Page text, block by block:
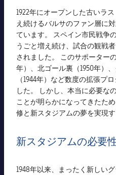
結果
順位表
トップチーム
plusicon
label.aria.plus
スケジュール
チケット
結果
順位表
PLUSICON
LABEL.ARIA.PLUS
トップチーム
plusicon
label.aria.plus
スケジュール
チケット
結果
順位表
PLUSICON
LABEL.ARIA.PLUS
トップチーム
スケジュール
チケット
1922年にオープンした古いラ
え続けるバルサのファン層に
ています。 スペイン市民戦争
うごと増え続け、試合の観戦
されました。 このサポーター
年）、北ゴール裏（1950年）
（1944年）など数度の拡張プ
した。 しかし、本当に必要な
ことが明らかになってきたた
修と新スタジアムの夢を実現
新スタジアムの必要
1948年以来、まったく新しい